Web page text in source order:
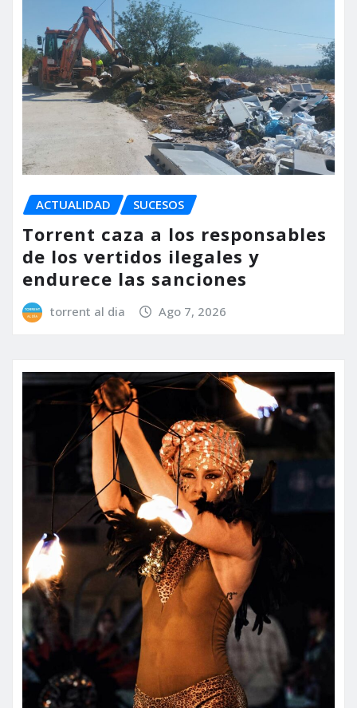
ACTUALIDAD SUCESOS
Torrent caza a los responsables
de los vertidos ilegales y
endurece las sanciones
torrent al dia Ago 7, 2026